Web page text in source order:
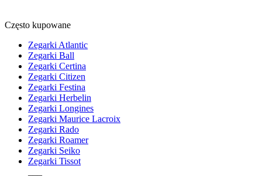
Często kupowane
Zegarki Atlantic
Zegarki Ball
Zegarki Certina
Zegarki Citizen
Zegarki Festina
Zegarki Herbelin
Zegarki Longines
Zegarki Maurice Lacroix
Zegarki Rado
Zegarki Roamer
Zegarki Seiko
Zegarki Tissot